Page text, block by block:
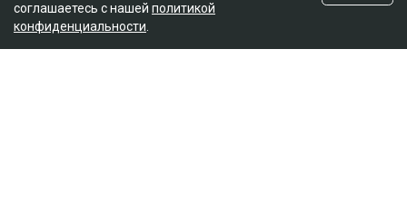
соглашаетесь с нашей политикой
конфиденциальности